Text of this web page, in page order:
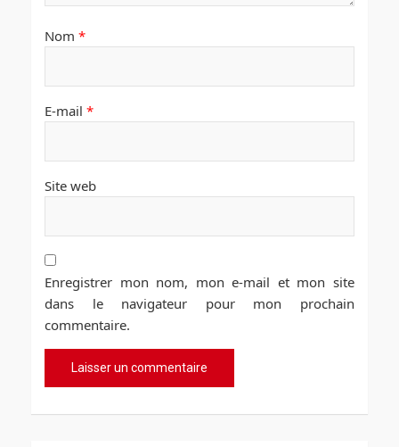
Nom *
E-mail *
Site web
Enregistrer mon nom, mon e-mail et mon site
dans le navigateur pour mon prochain
commentaire.